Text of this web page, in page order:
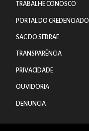
TRABALHE CONOSCO
PORTAL DO CREDENCIADO
SAC DO SEBRAE
TRANSPARÊNCIA
PRIVACIDADE
OUVIDORIA
DENUNCIA